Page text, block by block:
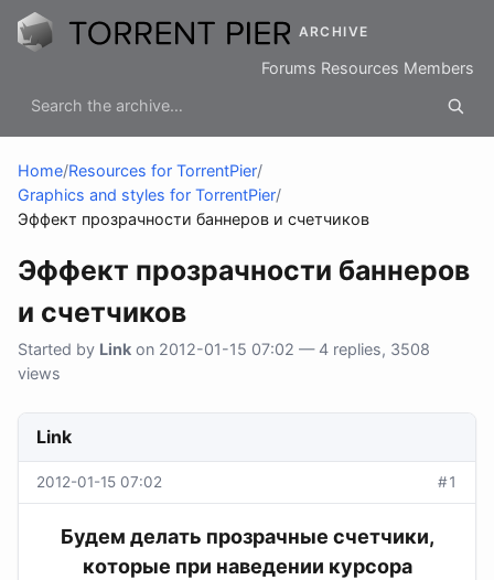
ARCHIVE
Forums Resources Members
Home/Resources for TorrentPier/
Graphics and styles for TorrentPier/
Эффект прозрачности баннеров и счетчиков
Эффект прозрачности баннеров
и счетчиков
Started by Link on 2012-01-15 07:02 — 4 replies, 3508
views
Link
2012-01-15 07:02 #1
Будем делать прозрачные счетчики,
которые при наведении курсора